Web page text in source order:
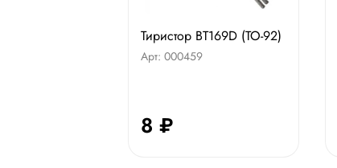
Тиристор BT169D (TO-92)
Арт: 000459
8 ₽